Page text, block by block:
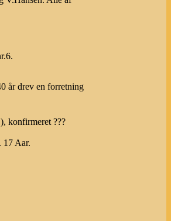
år drev en forretning
konfirmeret ???
Aar.